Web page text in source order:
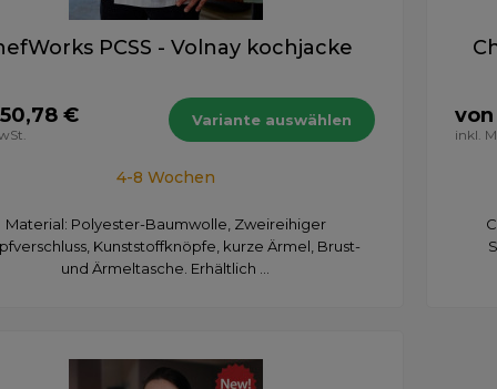
PCSS - Volnay kochjacke
€ Variante auswählen
4-8 Wochen
Material: Polyester-Baumwolle, Zweireihiger
Kunststoffknöpfe, kurze Ärmel, Brust-
und Ärmeltasche. Erhältlich ...
inkl.